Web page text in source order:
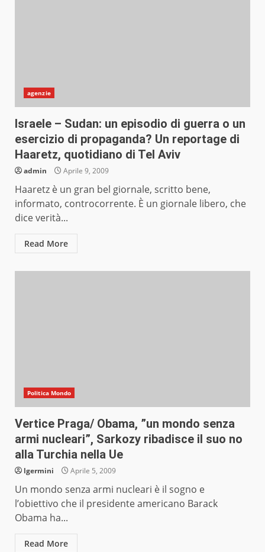
agenzie
Israele – Sudan: un episodio di guerra o un
esercizio di propaganda? Un reportage di
Haaretz, quotidiano di Tel Aviv
admin Aprile 9, 2009
Haaretz è un gran bel giornale, scritto bene,
informato, controcorrente. È un giornale libero, che
dice verità...
Read More
Politica Mondo
Vertice Praga/ Obama, ”un mondo senza
armi nucleari”, Sarkozy ribadisce il suo no
alla Turchia nella Ue
lgermini Aprile 5, 2009
Un mondo senza armi nucleari è il sogno e
l’obiettivo che il presidente americano Barack
Obama ha...
Read More